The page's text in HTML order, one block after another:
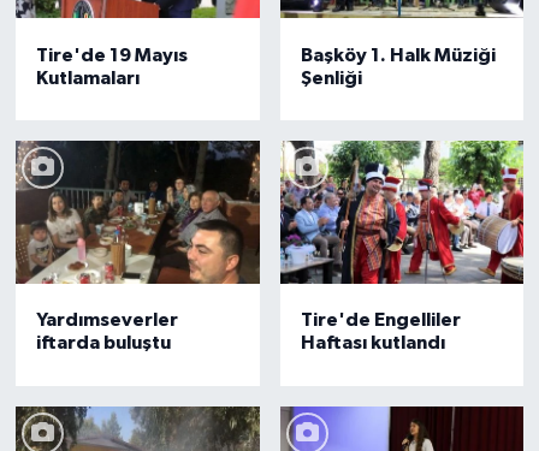
Tire'de 19 Mayıs
Kutlamaları
Başköy 1. Halk Müziği
Şenliği
Yardımseverler
iftarda buluştu
Tire'de Engelliler
Haftası kutlandı